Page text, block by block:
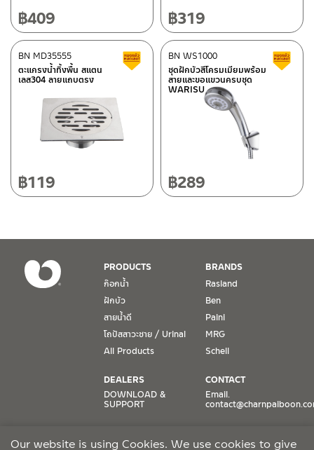
ศูนย์บริการและอะไหล่
118/33 โครงการอรสิริน ม.8 ต.สันปูเลย อ.ดอยสะเก็ด เชียงใหม่
50220
โทร: 080-075-2626
วันและเวลาทำการ
วันจันทร์ – วันศุกร์ เวลา 8:30-17:30 น.
วันเสาร์ เวลา 8:30-15:00 น.
เงื่อนไขการรับประกันสินค้าได้ หากไม่มีเอกสารดังกล่าว
2. การรับประกันสินค้า จะรับประกันฉพาะสินค้าที่อยู่ในสภาพการใช้งาน
ปกติ หากมีตำหนิ ชำรุด ร้าว ตกพื้น หรือสภาพภายนอกอยู่ในสภาพที่ใช้
งานไม่ได้ ทางบริษัทฯ ถือว่าไม่อยู่ในเงื่อนไขการรับประกัน
3. การรับประกันสินค้า จะรับประกันเฉพาะชิ้นส่วนที่แจ้ง เช่น ก๊อกน้ำ จะ
เปลี่ยนเฉพาะชิ้นส่วนที่รับประกันนั้นๆ
4. ในกรณีที่ทางบริษัทฯ ต้องชดเชยสินค้าชิ้นใหม่ให้ลูกค้า ทางบริษัทฯ จะ
หายให้กับลูกค้า หากมีวัสดุอุปกรณ์ที่เกี่ยวเนื่องกับสินค้าของบริษัทฯ ที่มี
ติดต่อ ชาญไพบูลย์ / Contact Us คลิกที่นี่
฿409 ฿319
ตะแกรงน้ำทิ้งพื้น สแตน
เลส304 ลายแถบตรง
BN MD35555 สินค้าลดราคา เคลียร์สต็อก
฿119
ชุดฝักบัวสีโครมเมียมพร้อม
สายและขอแขวนครบชุด
WARISU
BN WS1000
฿289
PRODUCTS
ก๊อกน้ำ
ฝักบัว
สายน้ำดี
โถปัสสาวะชาย / Urinal
All Products
BRANDS
Rasland
Ben
Paini
MRG
Schell
DEALERS
DOWNLOAD &
SUPPORT
CONTACT
Email.
Our website is using Cookies. We use cookies to give